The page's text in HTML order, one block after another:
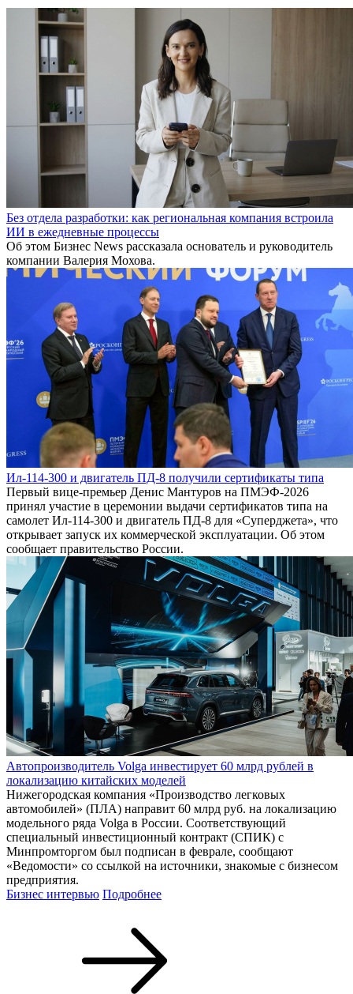
Без отдела разработки: как региональная компания встроила
ИИ в ежедневные процессы
Об этом Бизнес News рассказала основатель и руководитель
компании Валерия Мохова.
Ил-114-300 и двигатель ПД-8 получили сертификаты типа
Первый вице-премьер Денис Мантуров на ПМЭФ-2026
принял участие в церемонии выдачи сертификатов типа на
самолет Ил-114-300 и двигатель ПД-8 для «Суперджета», что
открывает запуск их коммерческой эксплуатации. Об этом
сообщает правительство России.
Автопроизводитель Volga инвестирует 60 млрд рублей в
локализацию китайских моделей
Нижегородская компания «Производство легковых
автомобилей» (ПЛА) направит 60 млрд руб. на локализацию
модельного ряда Volga в России. Соответствующий
специальный инвестиционный контракт (СПИК) с
Минпромторгом был подписан в феврале, сообщают
«Ведомости» со ссылкой на источники, знакомые с бизнесом
предприятия.
Бизнес интервью Подробнее